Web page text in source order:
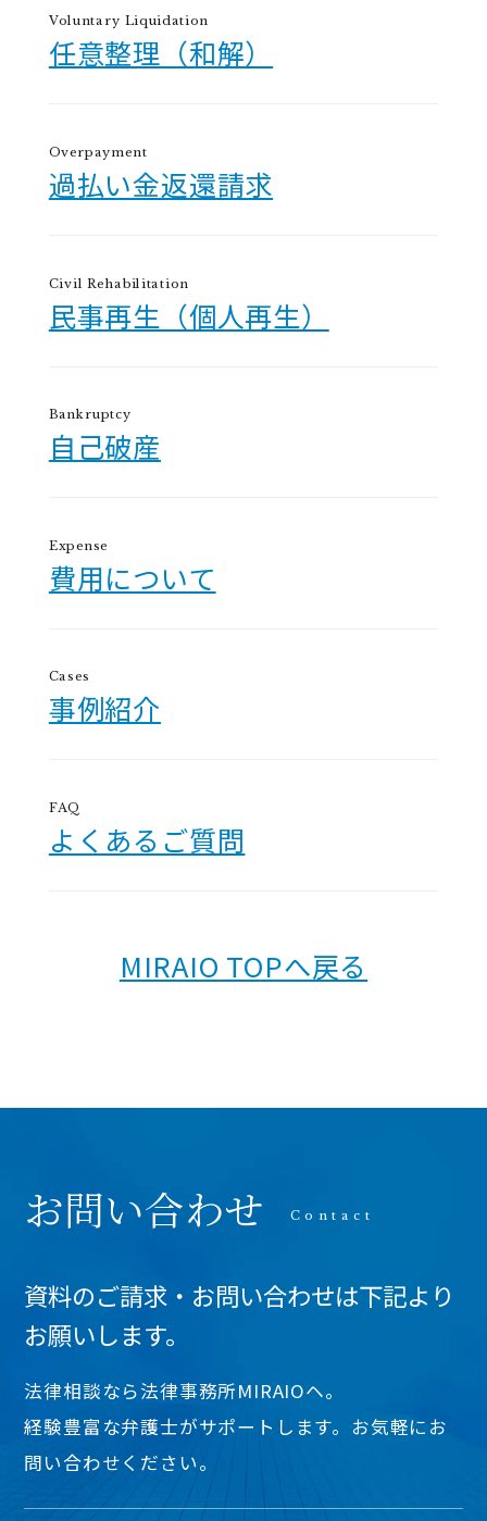
Voluntary Liquidation
任意整理（和解）
Overpayment
過払い金返還請求
Civil Rehabilitation
民事再生（個人再生）
Bankruptcy
自己破産
Expense
費用について
Cases
事例紹介
FAQ
よくあるご質問
MIRAIO TOPへ戻る
お問い合わせ
資料のご請求・お問い合わせは下記より
お願いします。
法律相談なら法律事務所MIRAIOヘ。
経験豊富な弁護士がサポートします。お気軽にお
問い合わせください。